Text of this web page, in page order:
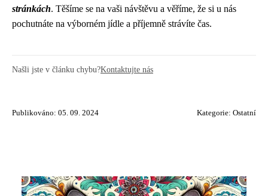
stránkách. Těšíme se na vaši návštěvu a věříme, že si u nás
pochutnáte na výborném jídle a příjemně strávíte čas.
Našli jste v článku chybu?Kontaktujte nás
Publikováno: 05. 09. 2024 Kategorie: Ostatní